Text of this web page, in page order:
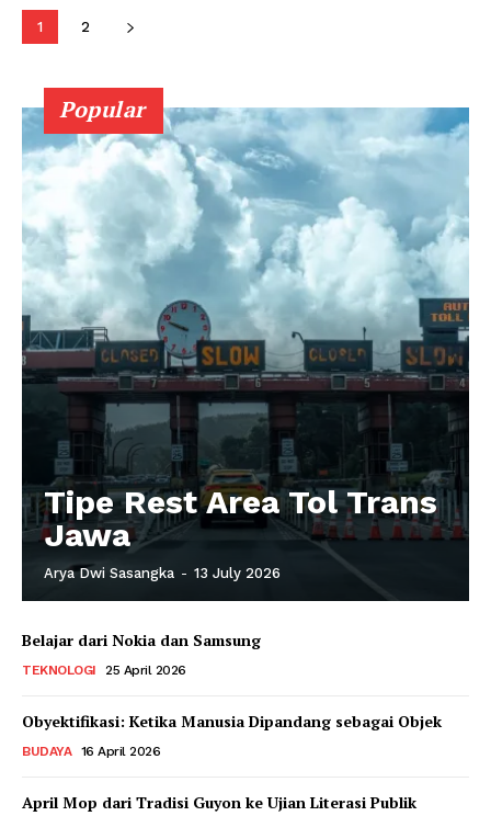
1 2
Popular
Tipe Rest Area Tol Trans
Jawa
Arya Dwi Sasangka - 13 July 2026
Belajar dari Nokia dan Samsung
TEKNOLOGI 25 April 2026
Obyektifikasi: Ketika Manusia Dipandang sebagai Objek
BUDAYA 16 April 2026
April Mop dari Tradisi Guyon ke Ujian Literasi Publik